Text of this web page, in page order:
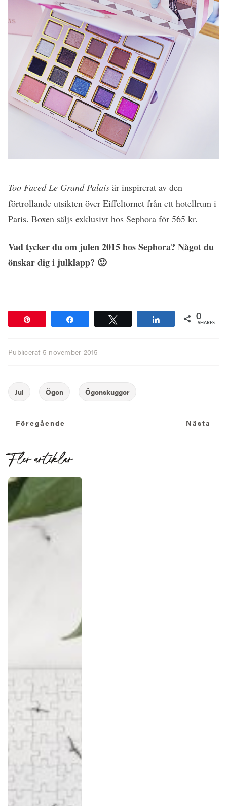
Too Faced Le Grand Palais är inspirerat av den
förtrollande utsikten över Eiffeltornet från ett hotellrum i
Paris. Boxen säljs exklusivt hos Sephora för 565 kr.
Vad tycker du om julen 2015 hos Sephora? Något du
önskar dig i julklapp? 🙂
Share 0
SHARES
Publicerat 5 november 2015
Föregående
Föregående Nästa
Fler artiklar